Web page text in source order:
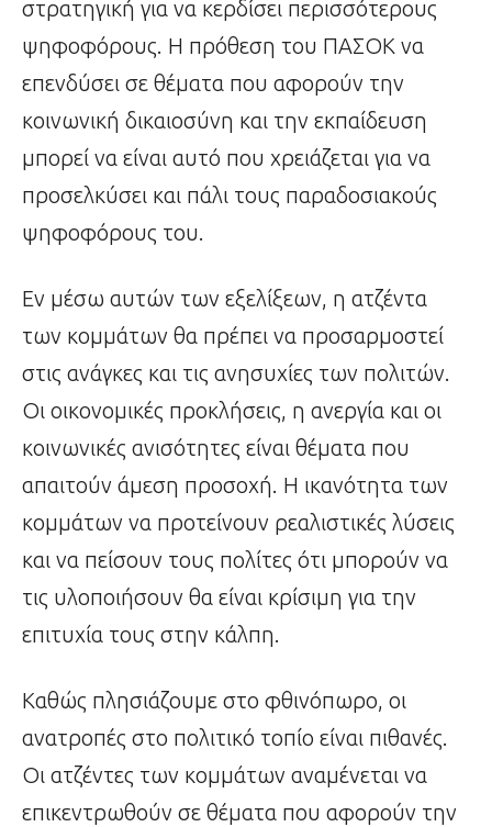
στρατηγική για να κερδίσει περισσότερους
ψηφοφόρους. Η πρόθεση του ΠΑΣΟΚ να
επενδύσει σε θέματα που αφορούν την
κοινωνική δικαιοσύνη και την εκπαίδευση
μπορεί να είναι αυτό που χρειάζεται για να
προσελκύσει και πάλι τους παραδοσιακούς
ψηφοφόρους του.
Εν μέσω αυτών των εξελίξεων, η ατζέντα
των κομμάτων θα πρέπει να προσαρμοστεί
στις ανάγκες και τις ανησυχίες των πολιτών.
Οι οικονομικές προκλήσεις, η ανεργία και οι
κοινωνικές ανισότητες είναι θέματα που
απαιτούν άμεση προσοχή. Η ικανότητα των
κομμάτων να προτείνουν ρεαλιστικές λύσεις
και να πείσουν τους πολίτες ότι μπορούν να
τις υλοποιήσουν θα είναι κρίσιμη για την
επιτυχία τους στην κάλπη.
Καθώς πλησιάζουμε στο φθινόπωρο, οι
ανατροπές στο πολιτικό τοπίο είναι πιθανές.
Οι ατζέντες των κομμάτων αναμένεται να
επικεντρωθούν σε θέματα που αφορούν την